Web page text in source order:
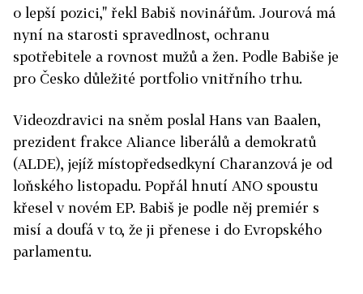
o lepší pozici," řekl Babiš novinářům. Jourová má
nyní na starosti spravedlnost, ochranu
spotřebitele a rovnost mužů a žen. Podle Babiše je
pro Česko důležité portfolio vnitřního trhu.
Videozdravici na sněm poslal Hans van Baalen,
prezident frakce Aliance liberálů a demokratů
(ALDE), jejíž místopředsedkyní Charanzová je od
loňského listopadu. Popřál hnutí ANO spoustu
křesel v novém EP. Babiš je podle něj premiér s
misí a doufá v to, že ji přenese i do Evropského
parlamentu.